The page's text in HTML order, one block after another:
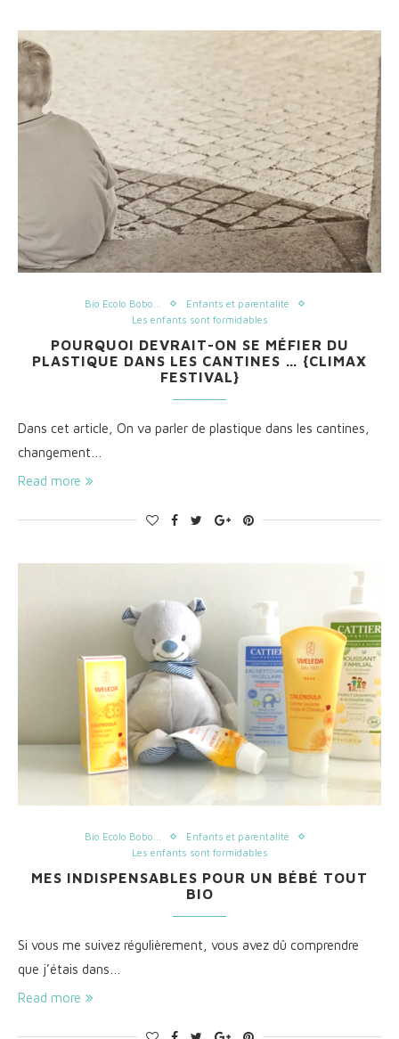
Bio Ecolo Bobo...
Enfants et parentalité
Les enfants sont formidables
POURQUOI DEVRAIT-ON SE MÉFIER DU
PLASTIQUE DANS LES CANTINES … {CLIMAX
FESTIVAL}
Dans cet article, On va parler de plastique dans les cantines,
changement…
Read more
Bio Ecolo Bobo...
Enfants et parentalité
Les enfants sont formidables
MES INDISPENSABLES POUR UN BÉBÉ TOUT
BIO
Si vous me suivez régulièrement, vous avez dû comprendre
que j’étais dans…
Read more